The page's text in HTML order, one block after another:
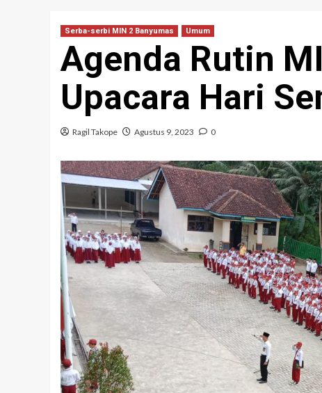
Serba-serbi MIN 2 Banyumas Umum
Agenda Rutin
Upacara Hari
Ragil Takope Agustus 9, 2023 0